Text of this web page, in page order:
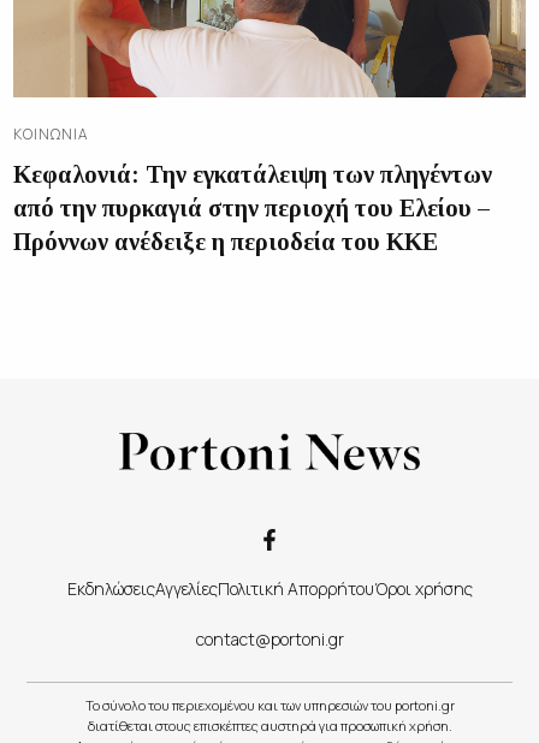
ΚΟΙΝΩΝΊΑ
Κεφαλονιά: Την εγκατάλειψη των πληγέντων
από την πυρκαγιά στην περιοχή του Ελείου –
Πρόννων ανέδειξε η περιοδεία του ΚΚΕ
ΕκδηλώσειςΑγγελίεςΠολιτική ΑπορρήτουΌροι χρήσης
contact@portoni.gr
Το σύνολο του περιεχομένου και των υπηρεσιών του portoni.gr
διατίθεται στους επισκέπτες αυστηρά για προσωπική χρήση.